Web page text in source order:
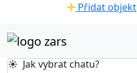
Přidat objekt
☀️ Jak vybrat chatu?